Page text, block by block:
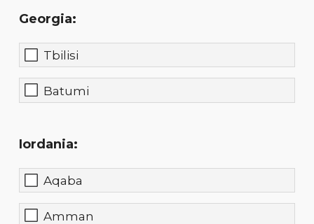
Georgia:
Tbilisi
Batumi
Iordania:
Aqaba
Amman